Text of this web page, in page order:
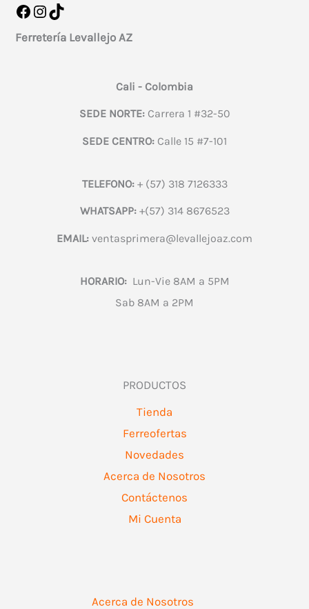
Facebook
Instagram
TikTok
Ferretería Levallejo AZ
Cali - Colombia
SEDE NORTE:Carrera 1 #32-50
SEDE CENTRO: Calle 15 #7-101
TELEFONO:+ (57) 318 7126333
WHATSAPP:+(57) 314 8676523
EMAIL: ventasprimera@levallejoaz.com
HORARIO:Lun-Vie 8AM a 5PM
Sab 8AM a 2PM
PRODUCTOS
Tienda
Ferreofertas
Novedades
Acerca de Nosotros
Contáctenos
Mi Cuenta
Acerca de Nosotros